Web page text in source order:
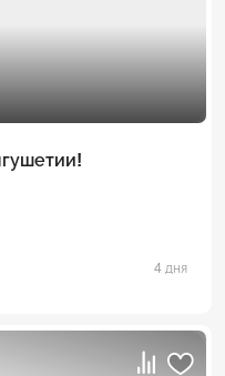
4 дня